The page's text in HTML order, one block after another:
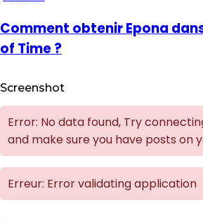
Comment obtenir Epona
of Time ?
Screenshot
Error: No data found, Try
and make sure you have posts on
Erreur: Error validating application